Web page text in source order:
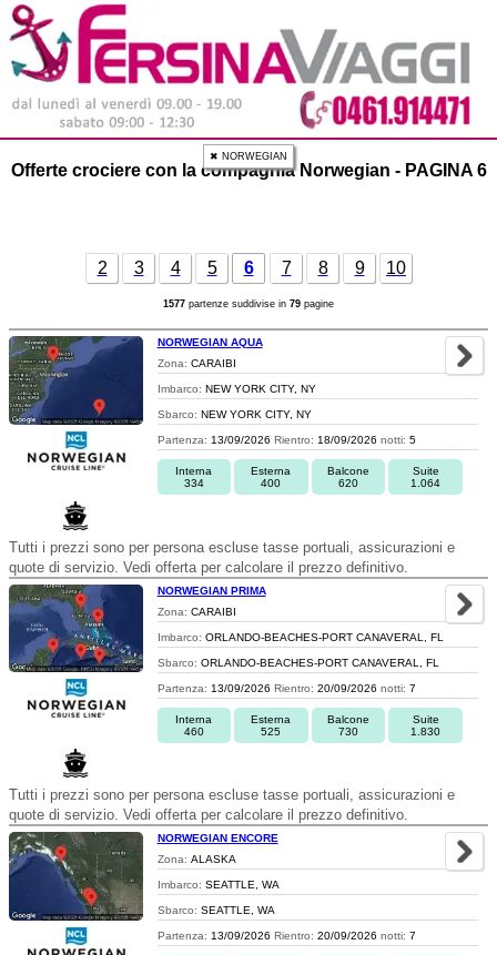
✖ NORWEGIAN
Offerte crociere con la compagnia Norwegian - PAGINA 6
2 3 4 5 6 7 8 9 10
1577 partenze suddivise in 79 pagine
NORWEGIAN AQUA
Zona: CARAIBI
Imbarco: NEW YORK CITY, NY
Sbarco: NEW YORK CITY, NY
Partenza: 13/09/2026 Rientro: 18/09/2026 notti: 5
Interna
334
Esterna
400
Balcone
620
Suite
1.064
Tutti i prezzi sono per persona escluse tasse portuali, assicurazioni e
quote di servizio. Vedi offerta per calcolare il prezzo definitivo.
NORWEGIAN PRIMA
Zona: CARAIBI
Imbarco: ORLANDO-BEACHES-PORT CANAVERAL, FL
Sbarco: ORLANDO-BEACHES-PORT CANAVERAL, FL
Partenza: 13/09/2026 Rientro: 20/09/2026 notti: 7
Interna
460
Esterna
525
Balcone
730
Suite
1.830
Tutti i prezzi sono per persona escluse tasse portuali, assicurazioni e
quote di servizio. Vedi offerta per calcolare il prezzo definitivo.
NORWEGIAN ENCORE
Zona: ALASKA
Imbarco: SEATTLE, WA
Sbarco: SEATTLE, WA
Partenza: 13/09/2026 Rientro: 20/09/2026 notti: 7